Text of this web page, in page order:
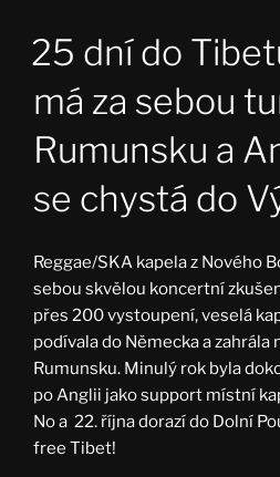
25 dní do
má za sebou
Rumunsku a
se chystá do
Reggae/SKA kapela z Nového
sebou skvělou koncertní
přes 200 vystoupení, veselá
podívala do Německa a zahrála
Rumunsku. Minulý rok byla
po Anglii jako support místní
No a 22. října dorazí do Dolní
free Tibet!